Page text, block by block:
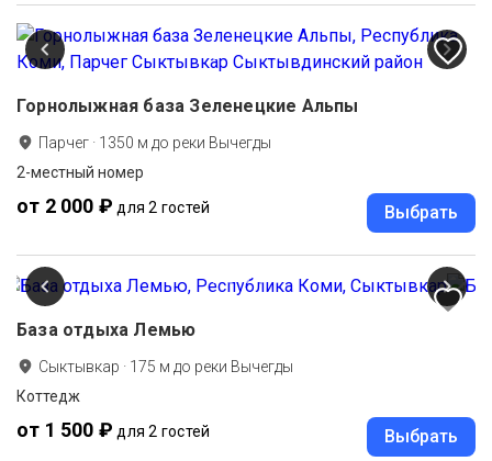
Горнолыжная база Зеленецкие Альпы
Парчег · 1350 м до реки Вычегды
2-местный номер
от 2 000 ₽ для 2 гостей Выбрать
База отдыха Лемью
Сыктывкар · 175 м до реки Вычегды
Коттедж
от 1 500 ₽ для 2 гостей Выбрать